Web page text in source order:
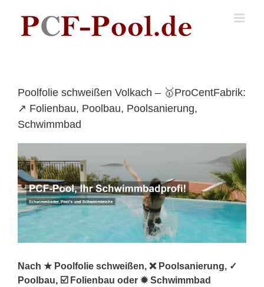
content
Poolfolie schweißen Volkach – 🥇ProCentFabrik:
↗️ Folienbau, Poolbau, Poolsanierung,
Schwimmbad
Nach ★ Poolfolie schweißen, ❌ Poolsanierung, ✓
Poolbau, ☑️ Folienbau oder ✹ Schwimmbad